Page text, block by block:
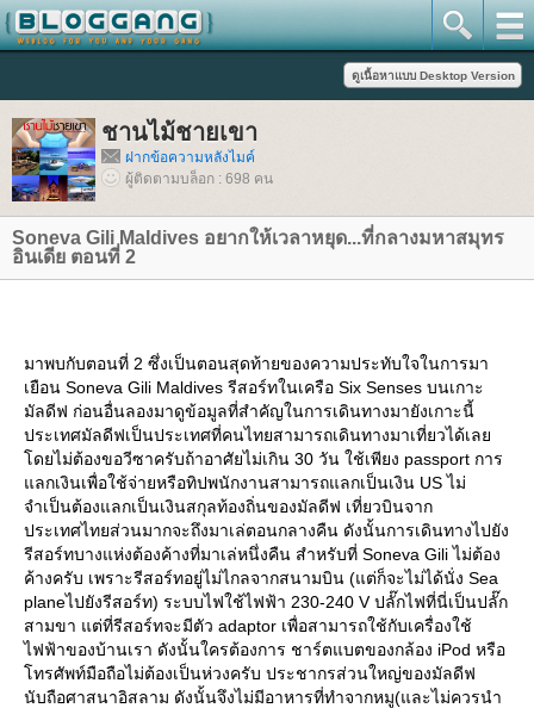
ชานไม้ชายเขา
ฝากข้อความหลังไมค์
ผู้ติดตามบล็อก : 698 คน
Soneva Gili Maldives อยากให้เวลาหยุด...ที่กลางมหาสมุทร
อินเดีย ตอนที่ 2
มาพบกับตอนที่ 2 ซึ่งเป็นตอนสุดท้ายของความประทับใจในการมา
เยือน Soneva Gili Maldives รีสอร์ทในเครือ Six Senses บนเกาะ
มัลดีฟ ก่อนอื่นลองมาดูข้อมูลที่สำคัญในการเดินทางมายังเกาะนี้
ประเทศมัลดีฟเป็นประเทศที่คนไทยสามารถเดินทางมาเที่ยวได้เล
ดยไม่ต้องขอวีซาครับถ้าอาศัยไม่เกิน 30 วัน ใช้เพียง passport การ
ลกเงินเพื่อใช้จ่ายหรือทิปพนักงานสามารถแลกเป็นเงิน US ไม่
จำเป็นต้องแลกเป็นเงินสกุลท้องถิ่นของมัลดีฟ เที่ยวบินจาก
ประเทศไทยส่วนมากจะถึงมาเล่ตอนกลางคืน ดังนั้นการเดินทางไปยัง
รีสอร์ทบางแห่งต้องค้างที่มาเล่หนึ่งคืน สำหรับที่ Soneva Gili ไม่ต้อง
ค้างครับ เพราะรีสอร์ทอยู่ไม่ไกลจากสนามบิน (แต่ก็จะไม่ได้นั่ง Sea
planeไปยังรีสอร์ท) ระบบไฟใช้ไฟฟ้า 230-240 V ปลั๊กไฟที่นี่เป็นปลั๊ก
สามขา แต่ที่รีสอร์ทจะมีตัว adaptor เพื่อสามารถใช้กับเครื่องใช้
ไฟฟ้าของบ้านเรา ดังนั้นใครต้องการ ชาร์ตแบตของกล้อง iPod หรือ
ทรศัพท์มือถือไม่ต้องเป็นห่วงครับ ประชากรส่วนใหญ่ของมัลดีฟ
นับถือศาสนาอิสลาม ดังนั้นจึงไม่มีอาหารที่ทำจากหมู(และไม่ควรนำ